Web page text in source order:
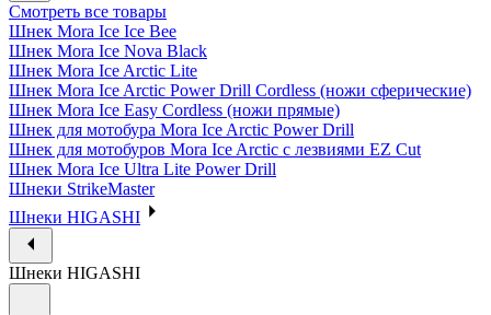
Смотреть все товары
Шнек Mora Ice Ice Bee
Шнек Mora Ice Nova Black
Шнек Mora Ice Arctic Lite
Шнек Mora Ice Arctic Power Drill Cordless (ножи сферические)
Шнек Mora Ice Easy Cordless (ножи прямые)
Шнек для мотобура Mora Ice Arctic Power Drill
Шнек для мотобуров Mora Ice Arctic с лезвиями EZ Cut
Шнек Mora Ice Ultra Lite Power Drill
Шнеки StrikeMaster
Шнеки HIGASHI
Шнеки HIGASHI